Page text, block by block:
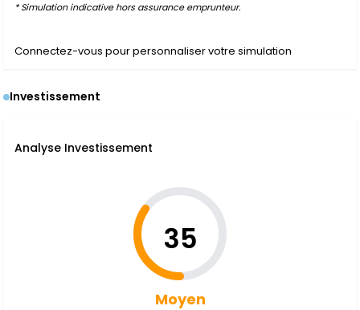
* Simulation indicative hors assurance emprunteur.
Connectez-vous pour personnaliser votre simulation
Investissement
Analyse Investissement
35
Moyen